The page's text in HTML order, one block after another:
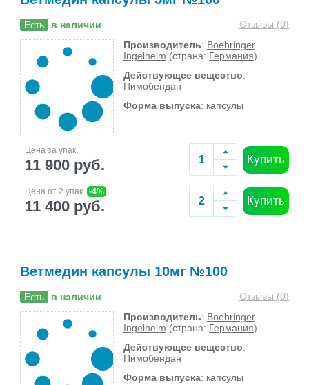
Есть в наличии Отзывы (0)
Производитель: Boehringer
Ingelheim (страна: Германия)
Действующее вещество:
Пимобендан
Форма выпуска: капсулы
Цена за упак.
11 900 руб. Купить
Цена от 2 упак. -4%
11 400 руб. Купить
Ветмедин капсулы 10мг №100
Есть в наличии Отзывы (0)
Производитель: Boehringer
Ingelheim (страна: Германия)
Действующее вещество:
Пимобендан
Форма выпуска: капсулы